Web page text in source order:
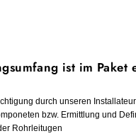
ist im Paket
durch unseren
bzw. Ermittlung und
Rohrleitugen